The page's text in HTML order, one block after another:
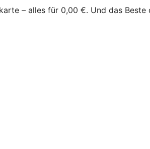
– alles für 0,00 €. Und das